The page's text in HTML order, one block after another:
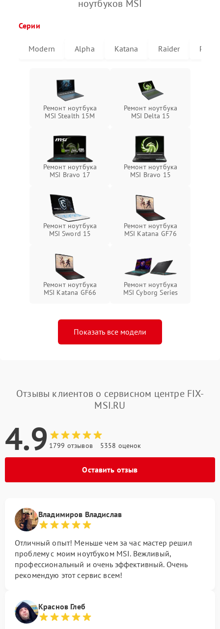
ноутбуков MSI
Серии
Modern Alpha Katana Raider Pulse
Ремонт ноутбука
MSI Stealth 15M
Ремонт ноутбука
MSI Delta 15
Ремонт ноутбука
MSI Bravo 17
Ремонт ноутбука
MSI Bravo 15
Ремонт ноутбука
MSI Sword 15
Ремонт ноутбука
MSI Katana GF76
Ремонт ноутбука
MSI Katana GF66
Ремонт ноутбука
MSI Cyborg Series
Показать все модели
Отзывы клиентов о сервисном центре FIX-
MSI.RU
4.9 1799 отзывов 5358 оценок
Оставить отзыв
Владимиров Владислав
Отличный опыт! Меньше чем за час мастер решил
проблему с моим ноутбуком MSI. Вежливый,
профессиональный и очень эффективный. Очень
рекомендую этот сервис всем!
Краснов Глеб